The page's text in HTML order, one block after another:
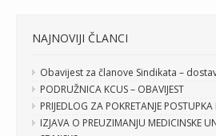
NAJNOVIJI ČLANCI
Obavijest za članove Sindikata –
PODRUŽNICA KCUS – OBAVIJEST
PRIJEDLOG ZA POKRETANJE POSTUPKA
IZJAVA O PREUZIMANJU MEDICINSKE